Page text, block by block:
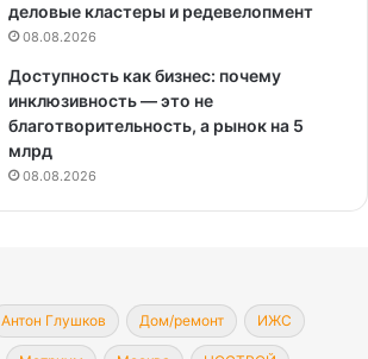
деловые кластеры и редевелопмент
08.08.2026
Доступность как бизнес: почему
инклюзивность — это не
благотворительность, а рынок на 5
млрд
08.08.2026
Антон Глушков Дом/ремонт ИЖС